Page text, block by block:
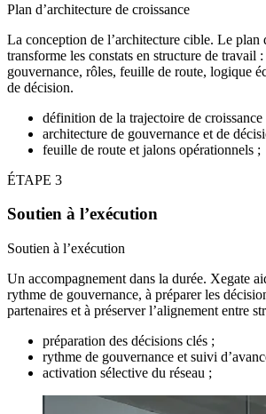
Plan d’architecture de croissance
La conception de l’architecture cible. Le plan
transforme les constats en structure de travail
gouvernance, rôles, feuille de route, logique
de décision.
définition de la trajectoire de croissance
architecture de gouvernance et de
feuille de route et jalons opérationnels ;
ÉTAPE 3
Soutien à l’exécution
Soutien à l’exécution
Un accompagnement dans la durée. Xegate
rythme de gouvernance, à préparer les
partenaires et à préserver l’alignement entre
préparation des décisions clés ;
rythme de gouvernance et suivi
activation sélective du réseau ;